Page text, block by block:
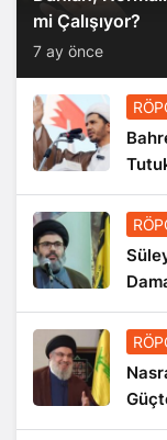
mi Çalışıyor?
7 ay önce